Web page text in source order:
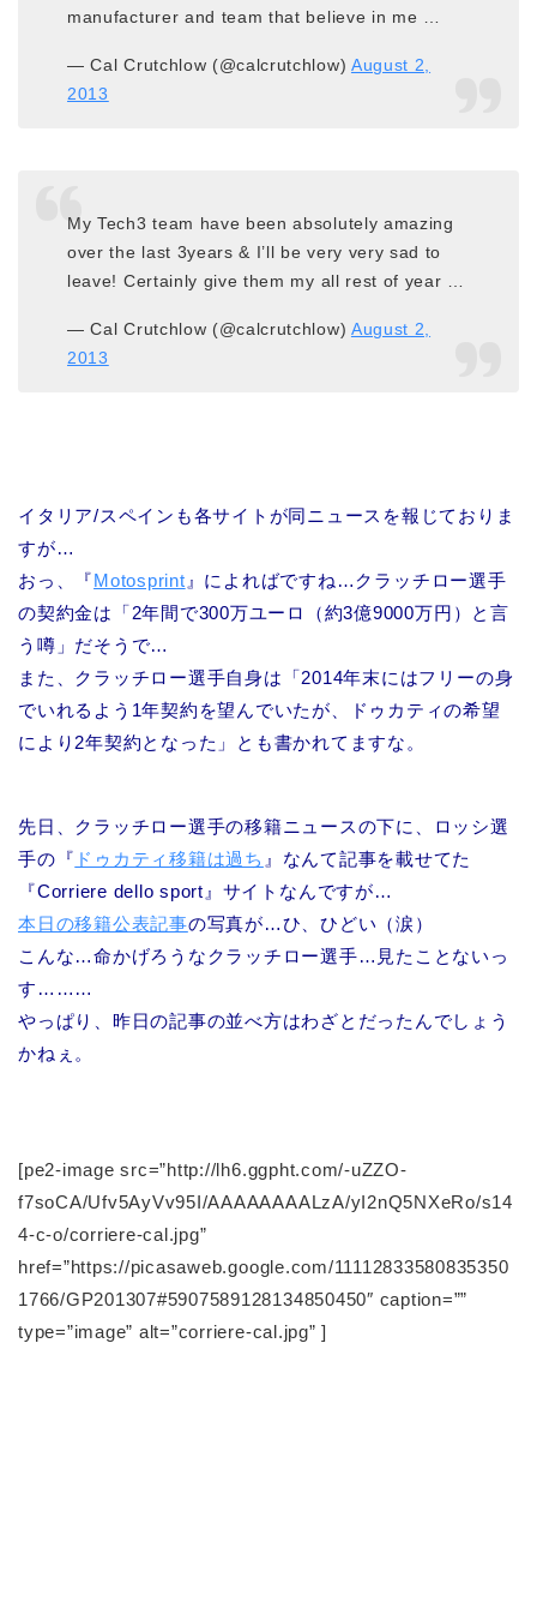
manufacturer and team that believe in me …
— Cal Crutchlow (@calcrutchlow) August 2,
2013
My Tech3 team have been absolutely amazing
over the last 3years & I’ll be very very sad to
leave! Certainly give them my all rest of year …
— Cal Crutchlow (@calcrutchlow) August 2,
2013
イタリア/スペインも各サイトが同ニュースを報じておりま
すが…
おっ、『Motosprint 』によればですね…クラッチロー選手
の契約金は「2年間で300万ユーロ（約3億9000万円）と言
う噂」だそうで…
また、クラッチロー選手自身は「2014年末にはフリーの身
でいれるよう1年契約を望んでいたが、ドゥカティの希望
により2年契約となった」とも書かれてますな。
先日、クラッチロー選手の移籍ニュースの下に、ロッシ選
手の『 ドゥカティ移籍は過ち 』なんて記事を載せてた
『Corriere dello sport』サイトなんですが…
本日の移籍公表記事の写真が…ひ、ひどい（涙）
こんな…命かげろうなクラッチロー選手…見たことないっ
す………
やっぱり、昨日の記事の並べ方はわざとだったんでしょう
かねぇ。
[pe2-image src=”http://lh6.ggpht.com/-uZZO-
f7soCA/Ufv5AyVv95I/AAAAAAAALzA/yI2nQ5NXeRo/s14
4-c-o/corriere-cal.jpg”
href=”https://picasaweb.google.com/11112833580835350
1766/GP201307#5907589128134850450″ caption=””
type=”image” alt=”corriere-cal.jpg” ]